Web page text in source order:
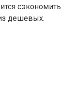
сэкономить
дешевых.